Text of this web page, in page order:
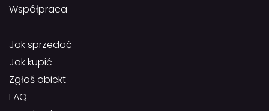
Współpraca
Jak sprzedać
Jak kupić
Zgłoś obiekt
FAQ